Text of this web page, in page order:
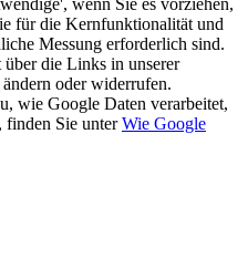
wenn Sie es vorziehen,
für die Kernfunktionalität und
Messung erforderlich sind.
die Links in unserer
oder widerrufen.
wie Google Daten verarbeitet,
finden Sie unter Wie Google